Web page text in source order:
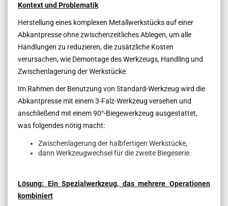
Kontext und Problematik
Herstellung eines komplexen Metallwerkstücks auf einer
Abkantpresse ohne zwischenzeitliches Ablegen, um alle
Handlungen zu reduzieren, die zusätzliche Kosten
verursachen, wie Demontage des Werkzeugs, Handling und
Zwischenlagerung der Werkstücke.
Im Rahmen der Benutzung von Standard-Werkzeug wird die
Abkantpresse mit einem 3-Falz-Werkzeug versehen und
anschließend mit einem 90°-Biegewerkzeug ausgestattet,
was folgendes nötig macht:
Zwischenlagerung der halbfertigen Werkstücke,
dann Werkzeugwechsel für die zweite Biegeserie.
Lösung: Ein Spezialwerkzeug, das mehrere Operationen
kombiniert